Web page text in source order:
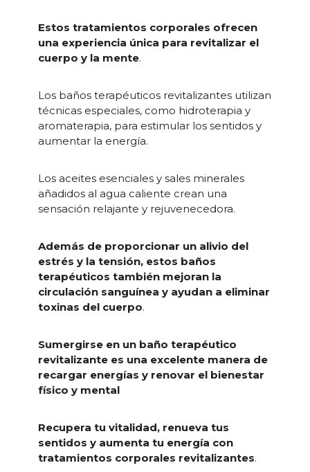
Estos tratamientos corporales ofrecen
una experiencia única para revitalizar el
cuerpo y la mente.
Los baños terapéuticos revitalizantes utilizan
técnicas especiales, como hidroterapia y
aromaterapia, para estimular los sentidos y
aumentar la energía.
Los aceites esenciales y sales minerales
añadidos al agua caliente crean una
sensación relajante y rejuvenecedora.
Además de proporcionar un alivio del
estrés y la tensión, estos baños
terapéuticos también mejoran la
circulación sanguínea y ayudan a eliminar
toxinas del cuerpo.
Sumergirse en un baño terapéutico
revitalizante es una excelente manera de
recargar energías y renovar el bienestar
físico y mental
Recupera tu vitalidad, renueva tus
sentidos y aumenta tu energía con
tratamientos corporales revitalizantes.